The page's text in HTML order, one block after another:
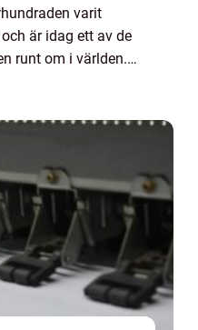
varit
är idag ett av de
runt om i världen.